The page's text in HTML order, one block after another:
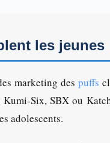
les jeunes
marketing despuffs
Kumi-Six, SBX ou
adolescents.